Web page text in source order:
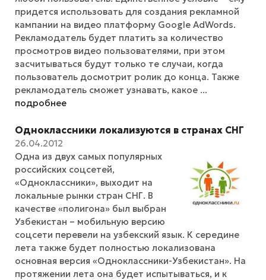
придется использовать для создания рекламной
кампании на видео платформу Google AdWords.
Рекламодатель будет платить за количество
просмотров видео пользователями, при этом
засчитываться будут только те случаи, когда
пользователь досмотрит ролик до конца. Также
рекламодатель сможет узнавать, какое ...
подробнее
Одноклассники локализуются в странах СНГ
26.04.2012
Одна из двух самых популярных
российских соцсетей,
«Одноклассники», выходит на
локальные рынки стран СНГ. В
качестве «полигона» был выбран
Узбекистан – мобильную версию
соцсети перевели на узбекский язык. К середине
лета также будет полностью локализована
основная версия «Одноклассники-Узбекистан». На
протяжении лета она будет испытываться, и к